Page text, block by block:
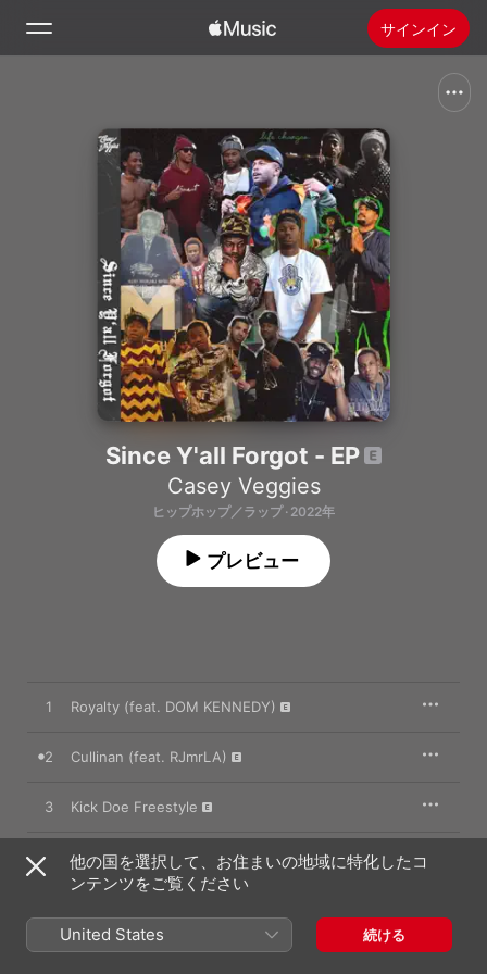
サインイン
ホーム
新着おすすめ
ラジオ
Apple Musicをインストール
Since Y'all Forgot - EP
Casey Veggies
ヒップホップ／ラップ · 2022年
プレビュー
1 Royalty (feat. DOM KENNEDY)
2 Cullinan (feat. RJmrLA)
3 Kick Doe Freestyle
4 Good Dope (feat. Kalan.FrFr)
他の国を選択して、お住まいの地域に特化したコ
ンテンツをご覧ください
United States 続ける